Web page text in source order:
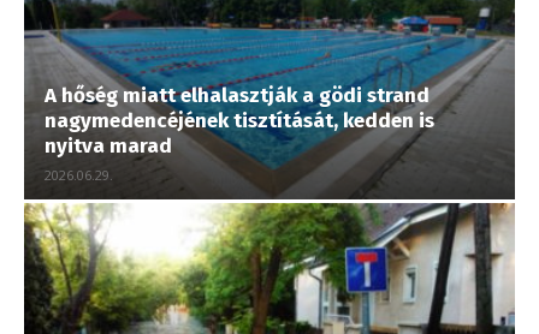
A hőség miatt elhalasztják a gödi strand
nagymedencéjének tisztítását, kedden is
nyitva marad
2026.06.29.